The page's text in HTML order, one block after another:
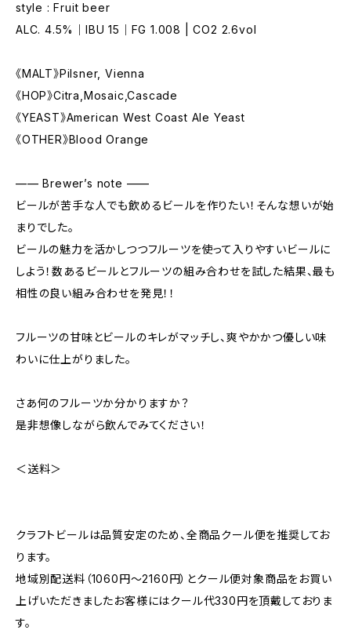
style : Fruit beer
ALC. 4.5%｜IBU 15｜FG 1.008 | CO2 2.6vol
《MALT》Pilsner, Vienna
《HOP》Citra,Mosaic,Cascade
《YEAST》American West Coast Ale Yeast
《OTHER》Blood Orange
—— Brewer’s note ——
ビールが苦手な人でも飲めるビールを作りたい！そんな想いが始
まりでした。
ビールの魅力を活かしつつフルーツを使って入りやすいビールに
しよう！数あるビールとフルーツの組み合わせを試した結果、最も
相性の良い組み合わせを発見！！
フルーツの甘味とビールのキレがマッチし、爽やかかつ優しい味
わいに仕上がりました。
さあ何のフルーツか分かりますか？
是非想像しながら飲んでみてください！
＜送料＞
クラフトビールは品質安定のため、全商品クール便を推奨してお
ります。
地域別配送料（1060円～2160円）とクール便対象商品をお買い
上げいただきましたお客様にはクール代330円を頂戴しておりま
す。